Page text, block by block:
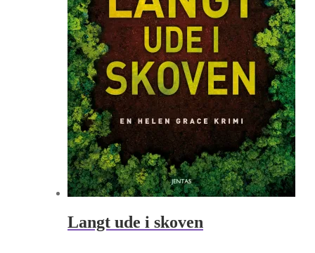
Langt ude i skoven